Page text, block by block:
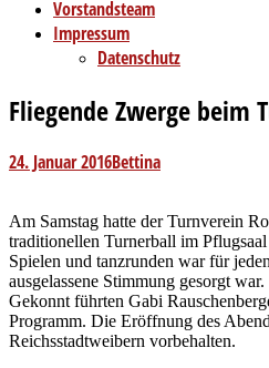
Vorstandsteam
Impressum
Datenschutz
Fliegende Zwerge beim
24. Januar 2016Bettina
Am Samstag hatte der Turnverein
traditionellen Turnerball im
Spielen und tanzrunden war für
ausgelassene Stimmung gesorgt war.
Gekonnt führten Gabi
Programm. Die Eröffnung des
Reichsstadtweibern vorbehalten.